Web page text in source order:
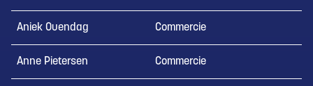
Aniek Ouendag Commercie
Anne Pietersen Commercie